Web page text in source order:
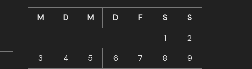
M D M D F S
S
1
2
3
4 5 6 7 8
9